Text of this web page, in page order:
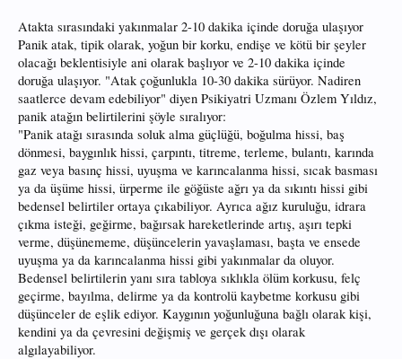
Atakta sırasındaki yakınmalar 2-10 dakika içinde doruğa ulaşıyor
Panik atak, tipik olarak, yoğun bir korku, endişe ve kötü bir şeyler
olacağı beklentisiyle ani olarak başlıyor ve 2-10 dakika içinde
doruğa ulaşıyor. "Atak çoğunlukla 10-30 dakika sürüyor. Nadiren
saatlerce devam edebiliyor" diyen Psikiyatri Uzmanı Özlem Yıldız,
panik atağın belirtilerini şöyle sıralıyor:
"Panik atağı sırasında soluk alma güçlüğü, boğulma hissi, baş
dönmesi, baygınlık hissi, çarpıntı, titreme, terleme, bulantı, karında
gaz veya basınç hissi, uyuşma ve karıncalanma hissi, sıcak basması
ya da üşüme hissi, ürperme ile göğüste ağrı ya da sıkıntı hissi gibi
bedensel belirtiler ortaya çıkabiliyor. Ayrıca ağız kuruluğu, idrara
çıkma isteği, geğirme, bağırsak hareketlerinde artış, aşırı tepki
verme, düşünememe, düşüncelerin yavaşlaması, başta ve ensede
uyuşma ya da karıncalanma hissi gibi yakınmalar da oluyor.
Bedensel belirtilerin yanı sıra tabloya sıklıkla ölüm korkusu, felç
geçirme, bayılma, delirme ya da kontrolü kaybetme korkusu gibi
düşünceler de eşlik ediyor. Kaygının yoğunluğuna bağlı olarak kişi,
kendini ya da çevresini değişmiş ve gerçek dışı olarak
algılayabiliyor.